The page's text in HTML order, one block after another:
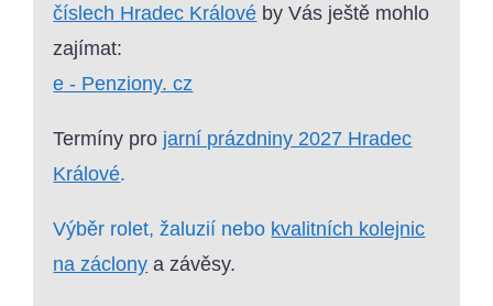
číslech Hradec Králové by Vás ještě mohlo
zajímat:
e - Penziony. cz
Termíny pro jarní prázdniny 2027 Hradec
Králové.
Výběr rolet, žaluzií nebo kvalitních kolejnic
na záclony a závěsy.